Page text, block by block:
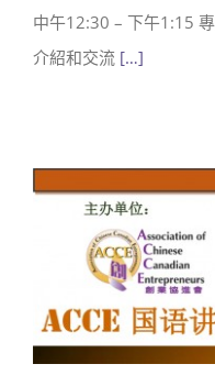
中午12:30 – 下午1:15
介紹和交流 […]